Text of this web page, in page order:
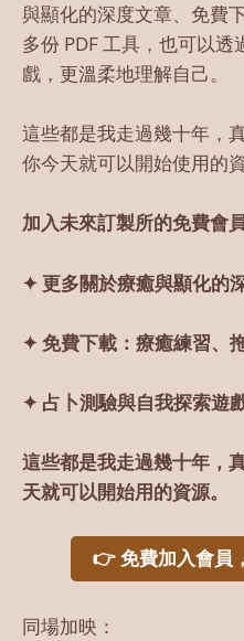
與顯化的深度文章、免費
多份 PDF 工具，也可以
戲，更溫柔地理解自己。
這些都是我走過幾十年，
你今天就可以開始使用的資
加入未來訂製所的免費會
✦ 更多關於療癒與顯化的
✦ 免費下載：療癒練習、
✦ 占卜測驗與自我探索遊
這些都是我走過幾十年，
天就可以開始用的資源。
👉 免費加入會員
同場加映：